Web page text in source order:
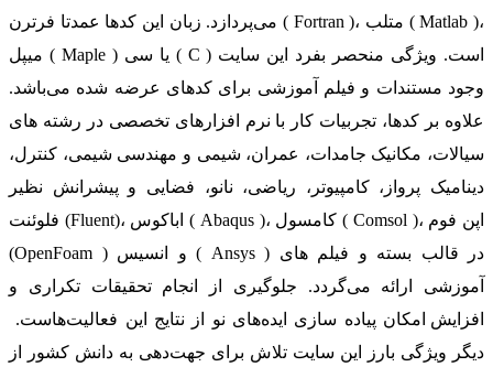
می‌پردازد. زبان این کدها عمدتا فرترن ( Fortran )، متلب ( Matlab )،
میپل ( Maple ) یا سی ( C ) است. ویژگی منحصر بفرد این سایت
وجود مستندات و فیلم آموزشی برای کدهای عرضه شده می‌باشد.
علاوه بر کدها، تجربیات کار با نرم افزارهای تخصصی در رشته های
سیالات، مکانیک جامدات، عمران، شیمی و مهندسی شیمی، کنترل،
دینامیک پرواز، کامپیوتر، ریاضی، نانو، فضایی و پیشرانش نظیر
فلوئنت (Fluent)، اباکوس ( Abaqus )، کامسول ( Comsol )، اپن فوم
(OpenFoam ) و انسیس ( Ansys ) در قالب بسته‌ و فیلم های
آموزشی ارائه می‌گردد. جلوگیری از انجام تحقیقات تکراری و
افزایش امکان پیاده سازی ایده‌های نو از نتایج این فعالیت‌هاست.
دیگر ویژگی بارز این سایت تلاش برای جهت‌دهی به دانش کشور از